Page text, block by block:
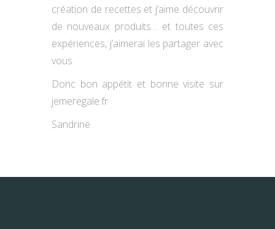
création de recettes et j’aime découvrir
de nouveaux produits… et toutes ces
expériences, j’aimerai les partager avec
vous.
Donc bon appétit et bonne visite sur
jemeregale.fr
Sandrine